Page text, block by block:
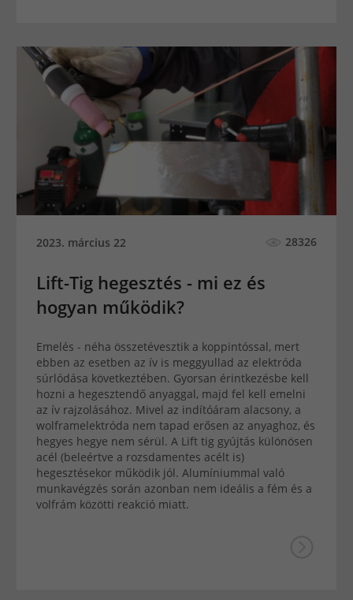
2023. március 22 28326
Lift-Tig hegesztés - mi ez és
hogyan működik?
Emelés - néha összetévesztik a koppintóssal, mert
ebben az esetben az ív is meggyullad az elektróda
súrlódása következtében. Gyorsan érintkezésbe kell
hozni a hegesztendő anyaggal, majd fel kell emelni
az ív rajzolásához. Mivel az indítóáram alacsony, a
wolframelektróda nem tapad erősen az anyaghoz, és
hegyes hegye nem sérül. A Lift tig gyújtás különösen
acél (beleértve a rozsdamentes acélt is)
hegesztésekor működik jól. Alumíniummal való
munkavégzés során azonban nem ideális a fém és a
volfrám közötti reakció miatt.